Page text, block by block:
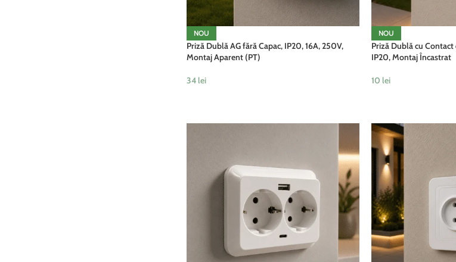
NOU
Priză Dublă AG fără Capac, IP20, 16A, 250V,
Montaj Aparent (PT)
34 lei
NOU
Priză Dublă cu Contact
IP20, Montaj Încastrat
10 lei